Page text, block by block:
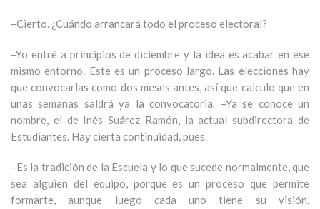
–Cierto. ¿Cuándo arrancará todo el proceso electoral?
–Yo entré a principios de diciembre y la idea es acabar en ese
mismo entorno. Este es un proceso largo. Las elecciones hay
que convocarlas como dos meses antes, así que calculo que en
unas semanas saldrá ya la convocatoria. –Ya se conoce un
nombre, el de Inés Suárez Ramón, la actual subdirectora de
Estudiantes. Hay cierta continuidad, pues.
–Es la tradición de la Escuela y lo que sucede normalmente, que
sea alguien del equipo, porque es un proceso que permite
formarte, aunque luego cada uno tiene su visión.